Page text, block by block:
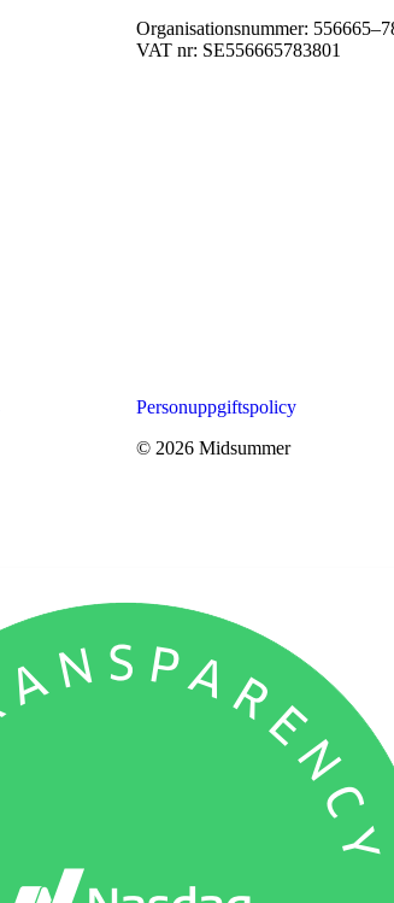
Organisationsnummer:
VAT nr: SE556665783801
Personuppgiftspolicy
© 2026 Midsummer